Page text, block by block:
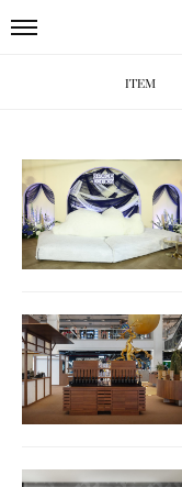
ITEM